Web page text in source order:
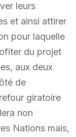
leurs
et ainsi attirer
pour laquelle
du projet
aux deux
de
giratoire
non
Nations mais,